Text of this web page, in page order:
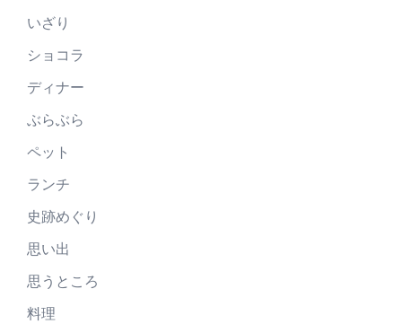
いざり
ショコラ
ディナー
ぶらぶら
ペット
ランチ
史跡めぐり
思い出
思うところ
料理